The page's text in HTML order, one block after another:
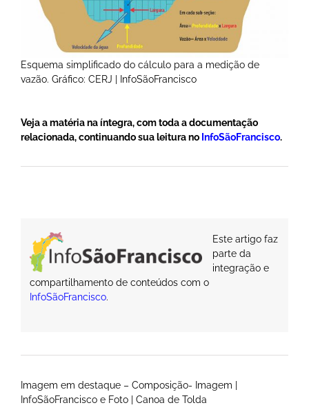
Esquema simplificado do cálculo para a medição de
vazão. Gráfico: CERJ | InfoSãoFrancisco
Veja a matéria na íntegra, com toda a documentação
relacionada, continuando sua leitura no InfoSãoFrancisco.
Este artigo faz
parte da
integração e
compartilhamento de conteúdos com o
InfoSãoFrancisco.
Imagem em destaque – Composição- Imagem |
InfoSãoFrancisco e Foto | Canoa de Tolda